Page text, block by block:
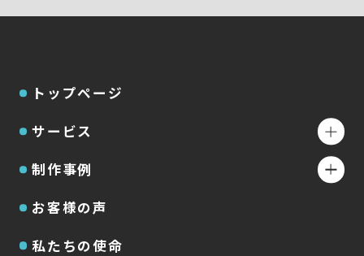
トップページ
サービス
制作事例
お客様の声
私たちの使命